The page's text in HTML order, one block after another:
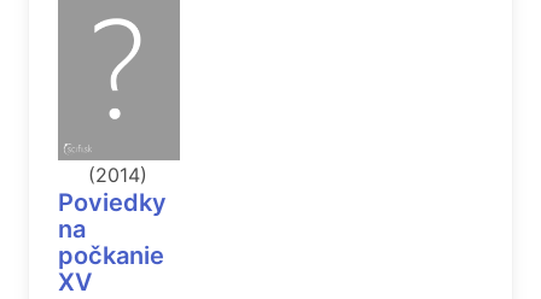
(2014)
Poviedky
na
počkanie
XV